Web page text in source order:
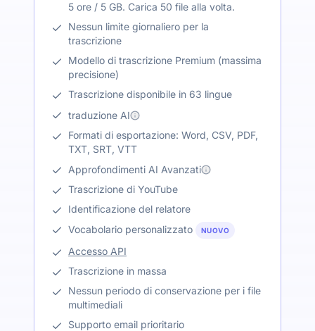
5 ore / 5 GB. Carica 50 file alla volta.
Nessun limite giornaliero per la
trascrizione
Modello di trascrizione Premium (massima
precisione)
Trascrizione disponibile in 63 lingue
traduzione AI
Formati di esportazione: Word, CSV, PDF,
TXT, SRT, VTT
Approfondimenti AI Avanzati
Trascrizione di YouTube
Identificazione del relatore
Vocabolario personalizzato
NUOVO
Accesso API
Trascrizione in massa
Nessun periodo di conservazione per i file
multimediali
Supporto email prioritario